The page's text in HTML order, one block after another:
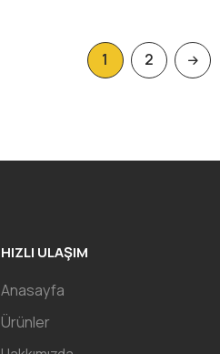
1 2
HIZLI ULAŞIM
Anasayfa
Ürünler